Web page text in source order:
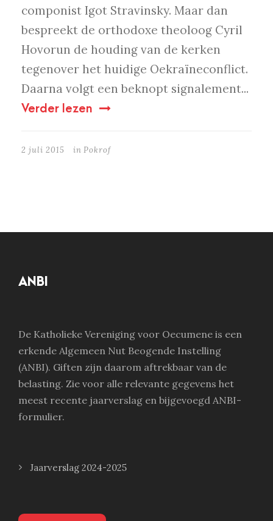
componist Igot Stravinsky. Maar dan
bespreekt de orthodoxe theoloog Cyril
Hovorun de houding van de kerken
tegenover het huidige Oekraïneconflict.
Daarna volgt een beknopt signalement...
Verder lezen
2 juli 2015 in Pokrof
ANBI
De Katholieke Vereniging voor Oecumene is een
erkende Algemeen Nut Beogende Instelling
(ANBI). Giften zijn daarom aftrekbaar van de
belasting. Zie voor alle relevante gegevens het
meest recente jaarverslag en bijgevoegd ANBI-
formulier.
Jaarverslag 2024-2025